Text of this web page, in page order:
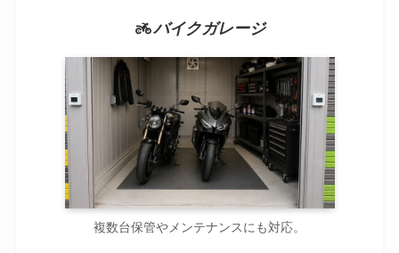
バイクガレージ
複数台保管やメンテナンスにも対応。